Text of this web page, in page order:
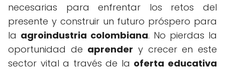
necesarias para enfrentar los retos del
presente y construir un futuro próspero para
la agroindustria colombiana. No pierdas la
oportunidad de aprender y crecer en este
sector vital a través de la oferta educativa